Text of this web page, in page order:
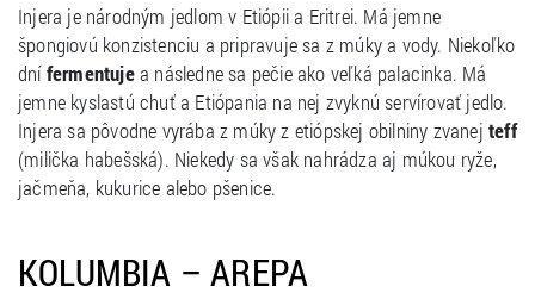
Injera je národným jedlom v Etiópii a Eritrei. Má jemne
špongiovú konzistenciu a pripravuje sa z múky a vody. Niekoľko
dnífermentujea následne sa pečie ako veľká palacinka. Má
jemne kyslastú chuť a Etiópania na nej zvyknú servírovať jedlo.
Injera sa pôvodne vyrába z múky z etiópskej obilniny zvanejteff
(milička habešská). Niekedy sa však nahrádza aj múkou ryže,
jačmeňa, kukurice alebo pšenice.
KOLUMBIA – AREPA